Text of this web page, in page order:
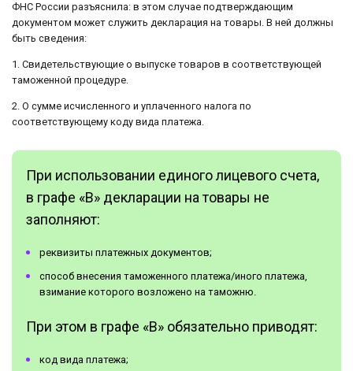
ФНС России разъяснила: в этом случае подтверждающим
документом может служить декларация на товары. В ней должны
быть сведения:
1. Свидетельствующие о выпуске товаров в соответствующей
таможенной процедуре.
2. О сумме исчисленного и уплаченного налога по
соответствующему коду вида платежа.
При использовании единого лицевого счета,
в графе «В» декларации на товары не
заполняют:
реквизиты платежных документов;
способ внесения таможенного платежа/иного платежа,
взимание которого возложено на таможню.
При этом в графе «В» обязательно приводят:
код вида платежа;